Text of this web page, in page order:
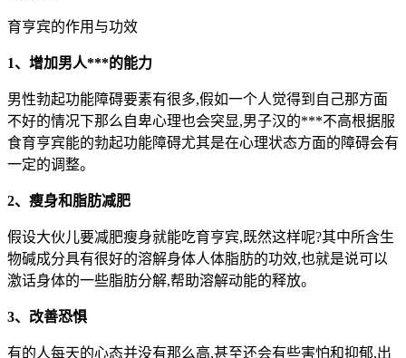
育亨宾的作用与功效
1、增加男人***的能力
男性勃起功能障碍要素有很多,假如一个人觉得到自己那方面
不好的情况下那么自卑心理也会突显,男子汉的***不高根据服
食育亨宾能的勃起功能障碍尤其是在心理状态方面的障碍会有
一定的调整。
2、瘦身和脂肪减肥
假设大伙儿要减肥瘦身就能吃育亨宾,既然这样呢?其中所含生
物碱成分具有很好的溶解身体人体脂肪的功效,也就是说可以
激话身体的一些脂肪分解,帮助溶解动能的释放。
3、改善恐惧
有的人每天的心态并没有那么高,甚至还会有些害怕和抑郁,出